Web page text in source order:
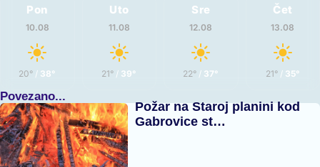
Pon
10.08
20° / 38°
Uto
11.08
21° / 39°
Sre
12.08
22° / 37°
Čet
13.08
21°/ 35°
Povezano...
Požar na Staroj planini kod
Gabrovice st…